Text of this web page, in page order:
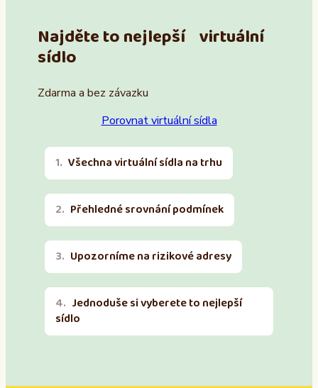
Najděte to nejlepší virtuální
sídlo
Zdarma a bez závazku
Porovnat virtuální sídla
Všechna virtuální sídla na trhu
Přehledné srovnání podmínek
Upozorníme na rizikové adresy
Jednoduše si vyberete to nejlepší
sídlo